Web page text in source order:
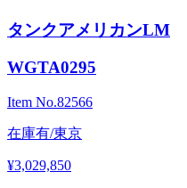
タンクアメリカンLM
WGTA0295
Item No.82566
在庫有/東京
¥3,029,850